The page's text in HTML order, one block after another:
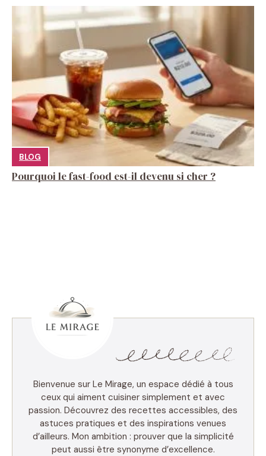
BLOG
Pourquoi le fast-food est-il devenu si cher ?
Bienvenue sur Le Mirage, un espace dédié à tous
ceux qui aiment cuisiner simplement et avec
passion. Découvrez des recettes accessibles, des
astuces pratiques et des inspirations venues
d’ailleurs. Mon ambition : prouver que la simplicité
peut aussi être synonyme d’excellence.